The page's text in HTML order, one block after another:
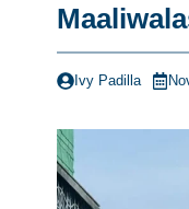
Ivy Padilla